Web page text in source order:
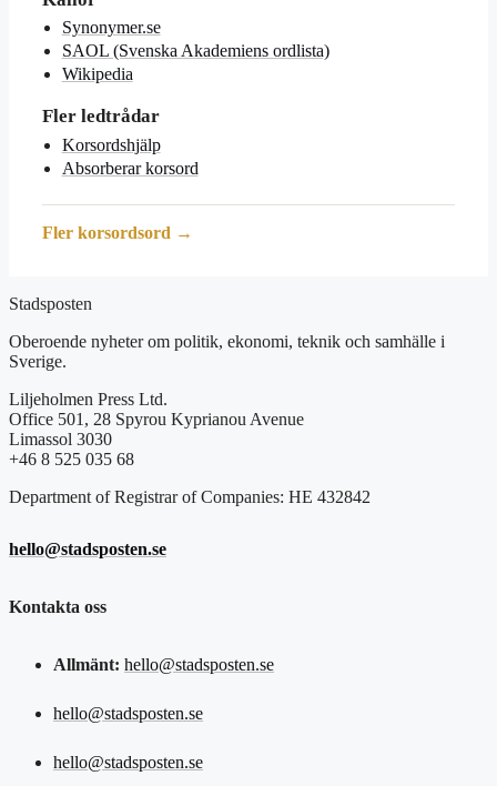
Synonymer.se
SAOL (Svenska Akademiens ordlista)
Wikipedia
Fler ledtrådar
Korsordshjälp
Absorberar korsord
Fler korsordsord →
Stadsposten
Oberoende nyheter om politik, ekonomi, teknik och samhälle i
Sverige.
Liljeholmen Press Ltd.
Office 501, 28 Spyrou Kyprianou Avenue
Limassol 3030
+46 8 525 035 68
Department of Registrar of Companies: HE 432842
hello@stadsposten.se
Kontakta oss
Allmänt: hello@stadsposten.se
hello@stadsposten.se
hello@stadsposten.se